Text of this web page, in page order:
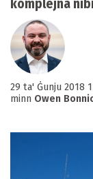
komplejna
29 ta' Ġunju 2018
minn Owen